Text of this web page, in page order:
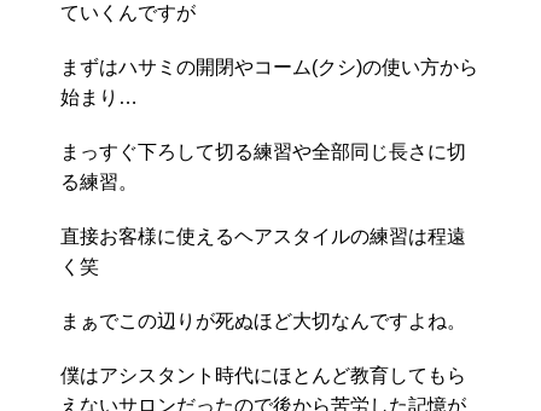
ていくんですが
まずはハサミの開閉やコーム(クシ)の使い方から
始まり…
まっすぐ下ろして切る練習や全部同じ長さに切
る練習。
直接お客様に使えるヘアスタイルの練習は程遠
く笑
まぁでこの辺りが死ぬほど大切なんですよね。
僕はアシスタント時代にほとんど教育してもら
えないサロンだったので後から苦労した記憶が